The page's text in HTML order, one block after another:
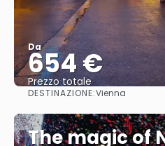
Da
654 €
Prezzo totale
DESTINAZIONE:Vienna
The magic of